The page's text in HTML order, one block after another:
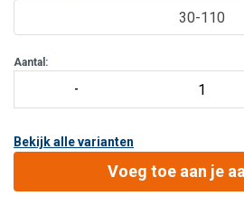
30-110
Aantal:
Bekijk alle varianten
Voeg toe aan je